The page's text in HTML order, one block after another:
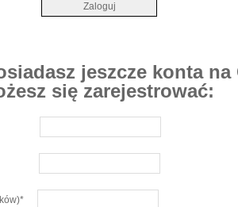
jeszcze konta na
się zarejestrować:
*